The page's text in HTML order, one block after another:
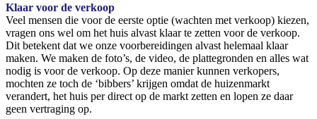
Klaar voor de verkoop
Veel mensen die voor de eerste optie (wachten met verkoop) kiezen,
vragen ons wel om het huis alvast klaar te zetten voor de verkoop.
Dit betekent dat we onze voorbereidingen alvast helemaal klaar
maken. We maken de foto’s, de video, de plattegronden en alles wat
nodig is voor de verkoop. Op deze manier kunnen verkopers,
mochten ze toch de ‘bibbers’ krijgen omdat de huizenmarkt
verandert, het huis per direct op de markt zetten en lopen ze daar
geen vertraging op.